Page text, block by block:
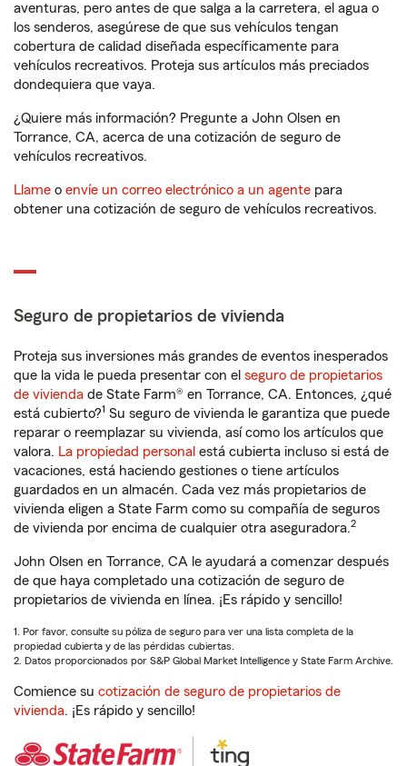
aventuras, pero antes de que salga a la carretera, el agua o
los senderos, asegúrese de que sus vehículos tengan
cobertura de calidad diseñada específicamente para
vehículos recreativos. Proteja sus artículos más preciados
dondequiera que vaya.
¿Quiere más información? Pregunte a John Olsen en
Torrance, CA, acerca de una cotización de seguro de
vehículos recreativos.
Llame o envíe un correo electrónico a un agente para
obtener una cotización de seguro de vehículos recreativos.
Seguro de propietarios de vivienda
Proteja sus inversiones más grandes de eventos inesperados
que la vida le pueda presentar con el seguro de propietarios
de vivienda de State Farm® en Torrance, CA. Entonces, ¿qué
está cubierto?1 Su seguro de vivienda le garantiza que puede
reparar o reemplazar su vivienda, así como los artículos que
valora. La propiedad personal está cubierta incluso si está de
vacaciones, está haciendo gestiones o tiene artículos
guardados en un almacén. Cada vez más propietarios de
vivienda eligen a State Farm como su compañía de seguros
de vivienda por encima de cualquier otra aseguradora.2
John Olsen en Torrance, CA le ayudará a comenzar después
de que haya completado una cotización de seguro de
propietarios de vivienda en línea. ¡Es rápido y sencillo!
1. Por favor, consulte su póliza de seguro para ver una lista completa de la
propiedad cubierta y de las pérdidas cubiertas.
2. Datos proporcionados por S&P Global Market Intelligence y State Farm Archive.
Comience su cotización de seguro de propietarios de
vivienda. ¡Es rápido y sencillo!